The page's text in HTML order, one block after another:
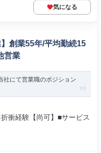
気になる
創業55年/平均勤続15
営業
社にて営業職のポジション
衝経験【尚可】■サービス